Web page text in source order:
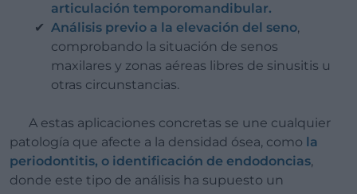
articulación temporomandibular.
Análisis previo a la elevación del seno,
comprobando la situación de senos
maxilares y zonas aéreas libres de sinusitis u
otras circunstancias.
A estas aplicaciones concretas se une cualquier
patología que afecte a la densidad ósea, como la
periodontitis, o identificación de endodoncias,
donde este tipo de análisis ha supuesto un